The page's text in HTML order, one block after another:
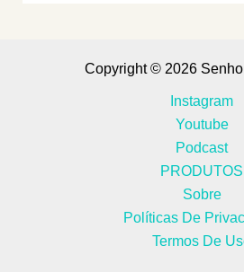
Copyright © 2026
Instagram
Youtube
Podcast
PRODUTOS
Sobre
Políticas De
Termos De